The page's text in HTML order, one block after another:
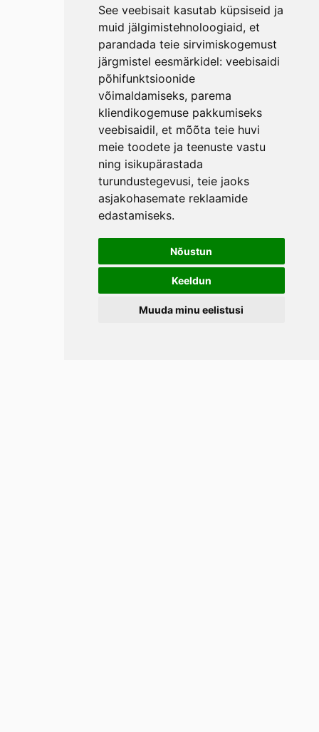
See veebisait kasutab küpsiseid ja
muid jälgimistehnoloogiaid, et
parandada teie sirvimiskogemust
järgmistel eesmärkidel: veebisaidi
põhifunktsioonide
võimaldamiseks, parema
kliendikogemuse pakkumiseks
veebisaidil, et mõõta teie huvi
meie toodete ja teenuste vastu
ning isikupärastada
turundustegevusi, teie jaoks
asjakohasemate reklaamide
edastamiseks.
Nõustun
Keeldun
Muuda minu eelistusi